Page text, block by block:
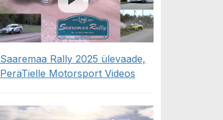
Saaremaa Rally 2025 ülevaade,
PeräTielle Motorsport Videos